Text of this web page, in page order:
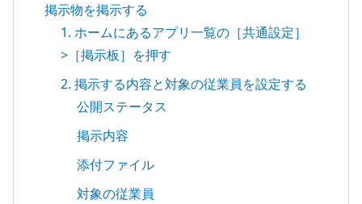
掲示物を掲示する
1. ホームにあるアプリ一覧の［共通設定］
>［掲示板］を押す
2. 掲示する内容と対象の従業員を設定する
公開ステータス
掲示内容
添付ファイル
対象の従業員